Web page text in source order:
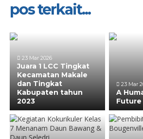
pos terkait...
23 Mar 2026
Juara 1 LCC Tingkat
Kecamatan Makale
dan Tingkat
Kabupaten tahun
2023
23 Mar
A
Future